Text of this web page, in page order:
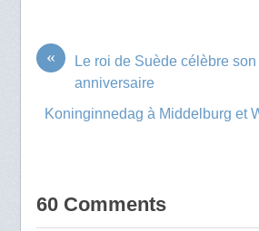
«
Le roi de Suède célèbre
anniversaire
Koninginnedag à Middelburg et
60 Comments